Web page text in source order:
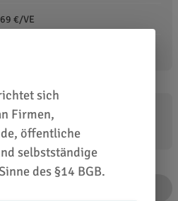
€/VE
sich
Firmen,
öffentliche
selbstständige
des §14 BGB.